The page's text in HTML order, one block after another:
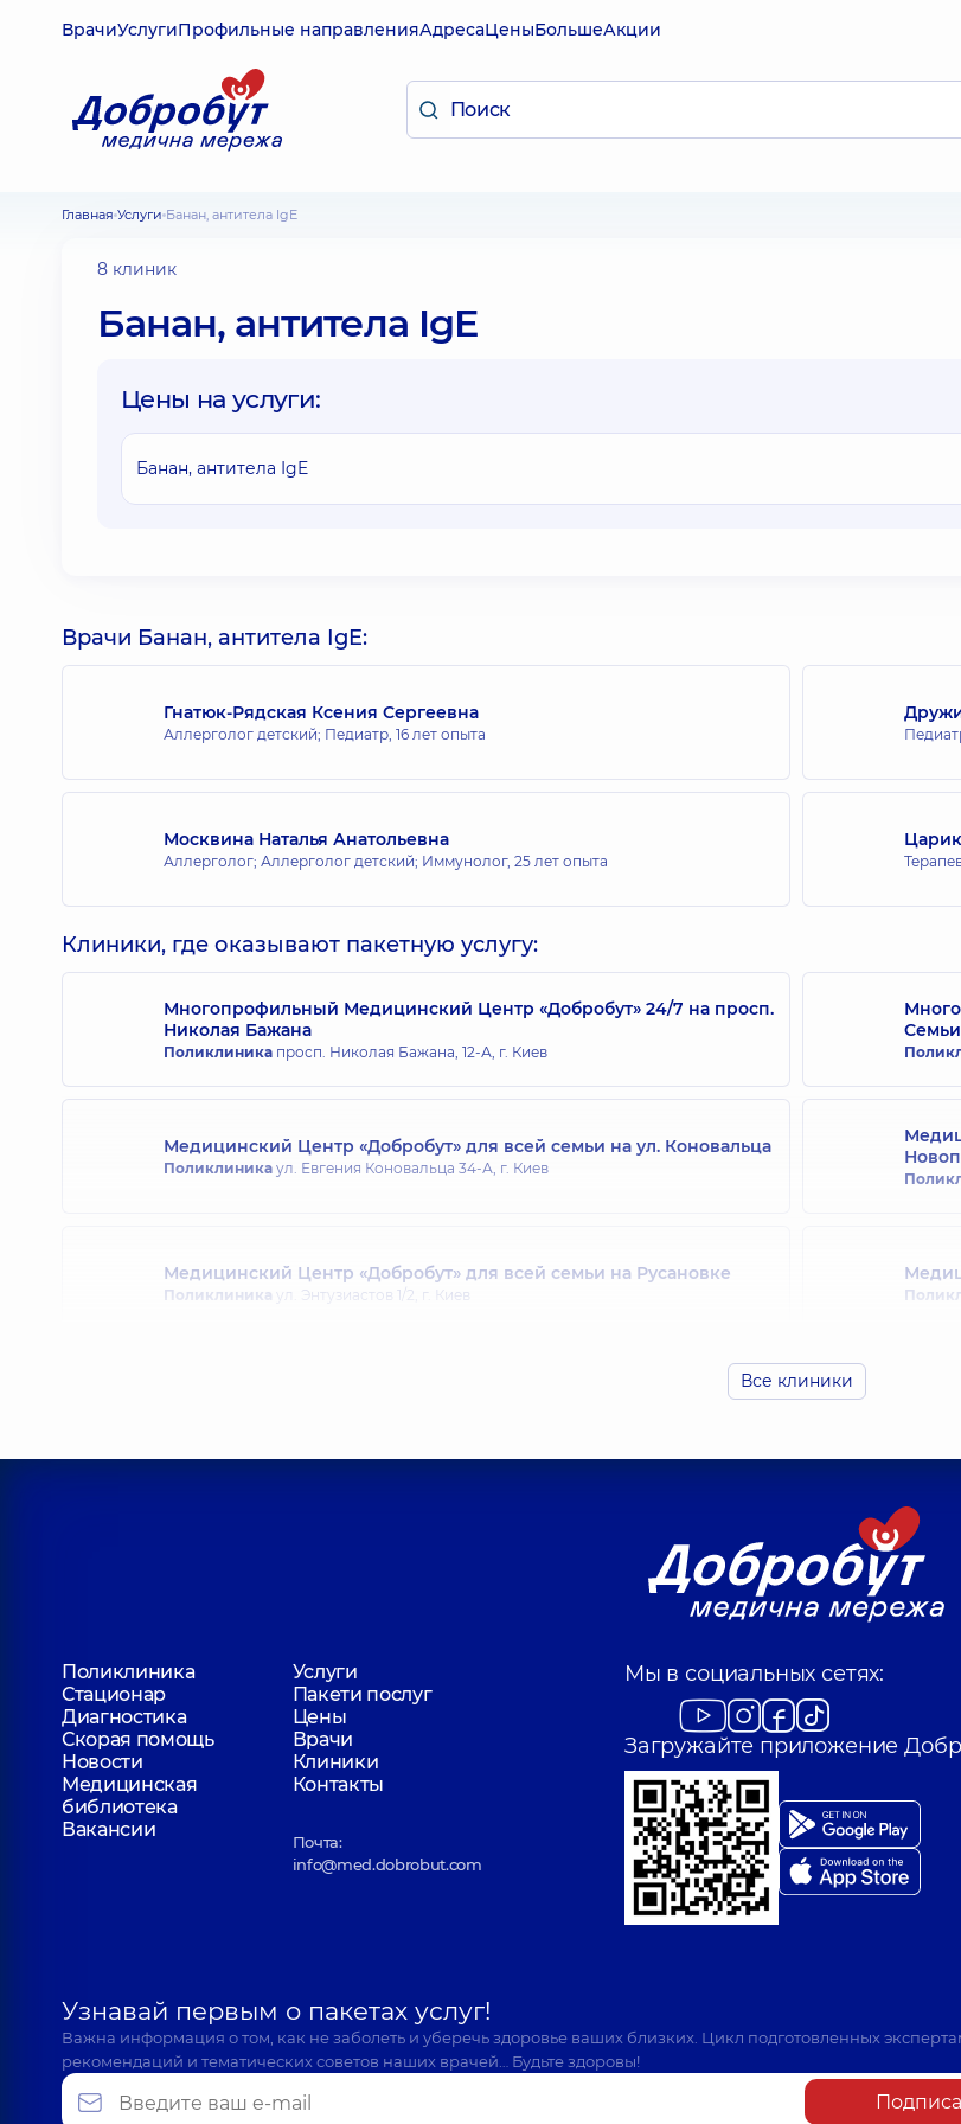
ВрачиУслугиПрофильные направленияАдресаЦеныБольшеАкции
Главная Услуги Банан, антитела IgE
8 клиник
Банан, антитела IgE
Цены на услуги:
Банан, антитела IgE
Врачи Банан, антитела IgE:
Гнатюк-Рядская Ксения Сергеевна
Аллерголог детский; Педиатр, 16 лет опыта
Москвина Наталья Анатольевна
Аллерголог; Аллерголог детский; Иммунолог, 25 лет опыта
Клиники, где оказывают пакетную услугу:
Многопрофильный Медицинский Центр «Добробут» 24/7 на просп.
Николая Бажана
Поликлиника просп. Николая Бажана, 12-А, г. Киев
Медицинский Центр «Добробут» для всей семьи на ул. Коновальца
Поликлиника ул. Евгения Коновальца 34-А, г. Киев
Медицинский Центр «Добробут» для всей семьи на Русановке
Поликлиника ул. Энтузиастов 1/2, г. Киев
Медицинский Центр «Добробут» для всей семьи на Святошино
Все клиники
Поликлиника
Услуги
Стационар
Пакети послуг
Диагностика
Цены
Скорая помощь
Врачи
Новости
Клиники
Медицинская
библиотека
Контакты
Вакансии
Почта:
info@med.dobrobut.com
Мы в социальных сетях:
Загружайте приложение
Узнавай первым о пакетах услуг!
Важна информация о том, как не заболеть и уберечь здоровье ваших близких. Цикл подготовленных
рекомендаций и тематических советов наших врачей… Будьте здоровы!